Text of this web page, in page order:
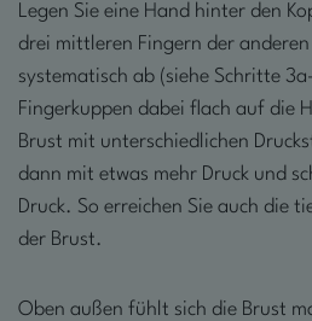
Legen Sie eine Hand hinter den
drei mittleren Fingern der
systematisch ab (siehe Schritte
Fingerkuppen dabei flach auf die
Brust mit unterschiedlichen
dann mit etwas mehr Druck und
Druck. So erreichen Sie auch die
der Brust.
Oben außen fühlt sich die Brust